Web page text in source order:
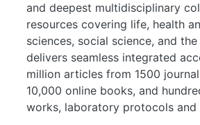
and deepest multidisciplinary
resources covering life, health
sciences, social science, and
delivers seamless integrated
million articles from 1500
10,000 online books, and
works, laboratory protocols and